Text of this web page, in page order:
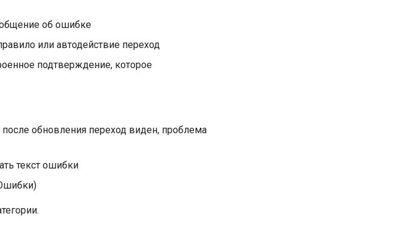
об ошибке
или автодействие переход
подтверждение, которое
обновления переход виден, проблема
текст ошибки